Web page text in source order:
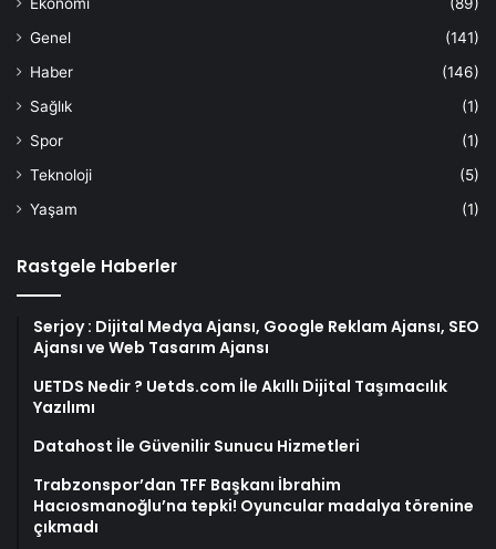
Genel
(141)
Haber
(146)
Sağlık
(1)
Spor
(1)
Teknoloji
(5)
Yaşam
(1)
Rastgele Haberler
Serjoy : Dijital Medya Ajansı, Google Reklam Ajansı, SEO
Ajansı ve Web Tasarım Ajansı
UETDS Nedir ? Uetds.com İle Akıllı Dijital Taşımacılık
Yazılımı
Datahost İle Güvenilir Sunucu Hizmetleri
Trabzonspor’dan TFF Başkanı İbrahim
Hacıosmanoğlu’na tepki! Oyuncular madalya törenine
çıkmadı